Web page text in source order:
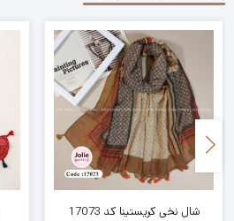
شال نخی کریستینا کد 17073